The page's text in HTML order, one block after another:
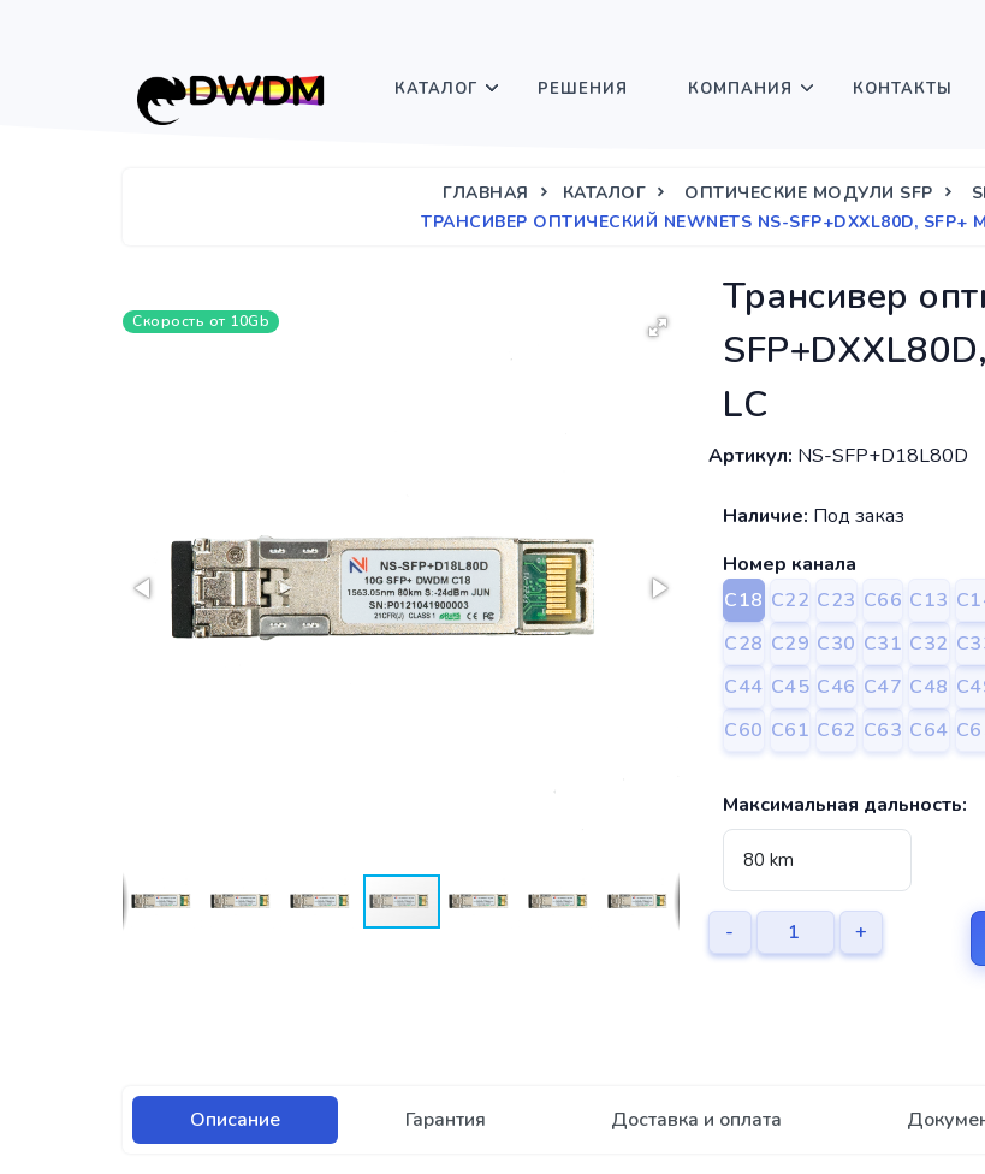
КАТАЛОГ РЕШЕНИЯ КОМПАНИЯ КОНТАКТЫ
ГЛАВНАЯ КАТАЛОГ ОПТИЧЕСКИЕ МОДУЛИ SFP
ТРАНСИВЕР ОПТИЧЕСКИЙ NEWNETS NS-SFP+DXXL80D, SFP+
Скорость от 10Gb
Трансивер
LC
Артикул: NS-SFP+D18L80D
Наличие: Под заказ
Номер канала
C18 C22 C23 C66 С13
С28 С29 С30 С31 С32
С44 С45 С46 С47 С48
С60 С61 С62 С63 С64
Максимальная дальность:
- +
Описание Гарантия Доставка и оплата